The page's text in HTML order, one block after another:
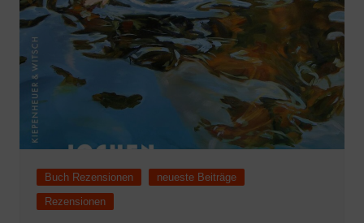
Buch Rezensionen
neueste Beiträge
Rezensionen